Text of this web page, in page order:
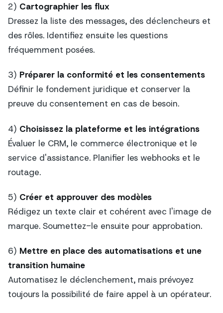
2) Cartographier les flux
Dressez la liste des messages, des déclencheurs et
des rôles. Identifiez ensuite les questions
fréquemment posées.
3) Préparer la conformité et les consentements
Définir le fondement juridique et conserver la
preuve du consentement en cas de besoin.
4) Choisissez la plateforme et les intégrations
Évaluer le CRM, le commerce électronique et le
service d'assistance. Planifier les webhooks et le
routage.
5) Créer et approuver des modèles
Rédigez un texte clair et cohérent avec l'image de
marque. Soumettez-le ensuite pour approbation.
6) Mettre en place des automatisations et une
transition humaine
Automatisez le déclenchement, mais prévoyez
toujours la possibilité de faire appel à un opérateur.